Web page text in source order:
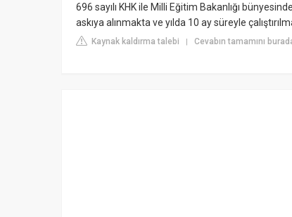
696 sayılı KHK ile Milli Eğitim Bakanlığı
askıya alınmakta ve yılda 10 ay süreyle
Kaynak kaldırma talebi | Cevabın tamamını